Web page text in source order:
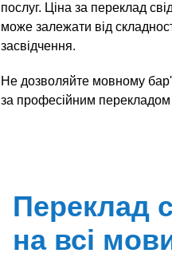
послуг. Ціна за переклад
може залежати від
засвідчення.
Не дозволяйте мовному
за професійним
Переклад
на всі